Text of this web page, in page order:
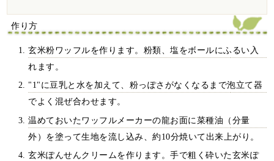
作り方
玄米粉ワッフルを作ります。粉類、塩をボールにふるい入
れます。
"1"に豆乳と水を加えて、粉っぽさがなくなるまで泡立て器
でよく混ぜ合わせます。
温めておいたワッフルメーカーの龍お面に菜種油（分量
外）を塗って生地を流し込み、約10分焼いて出来上がり。
玄米ぽんせんクリームを作ります。手で粗く砕いた玄米ぽ